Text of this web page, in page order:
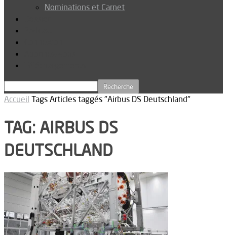
Nominations et Carnet
Accueil Tags Articles taggés "Airbus DS Deutschland"
TAG: AIRBUS DS
DEUTSCHLAND